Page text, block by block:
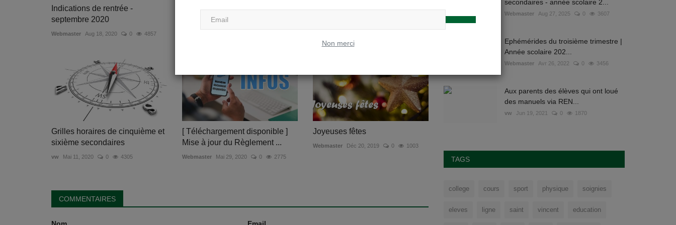
Non merci
Indications de rentrée -
septembre 2020
Webmaster Aug 18, 2020 0 4857
Liste des livres - Année scolaire
2022-2023
Grilles horaires de troisième et
Grilles horaires de cinquième et
sixième secondaires
vw Mai 11, 2020 0 4305
[ Téléchargement disponible ]
Mise à jour du Règlement ...
Webmaster Mai 29, 2020 0 2775
Joyeuses fêtes
Webmaster Déc 20, 2019 0 1003
COMMENTAIRES
secondaires - année scolaire 2...
Webmaster Aug 27, 2025 0 3607
Ephémérides du troisième trimestre |
Année scolaire 202...
Webmaster Avr 26, 2022 0 3456
Aux parents des élèves qui ont loué
des manuels via REN...
vw Jun 19, 2021 0 1870
TAGS
college cours sport physique soignies
eleves ligne saint vincent education